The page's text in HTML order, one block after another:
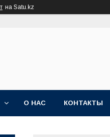
на Satu.kz
О НАС КОНТАКТЫ